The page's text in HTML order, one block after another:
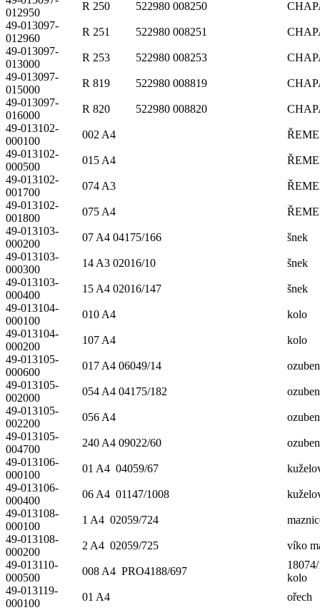
012950
R 250 522980 008250
49-013097-
012960
R 251 522980 008251
49-013097-
013000
R 253 522980 008253
49-013097-
015000
R 819 522980 008819
49-013097-
016000
R 820 522980 008820
49-013102-
000100
002 A4
49-013102-
000500
015 A4
49-013102-
001700
074 A3
49-013102-
001800
075 A4
49-013103-
000200
07 A4 04175/166
šnek
49-013103-
000300
14 A3 02016/10
šnek
49-013103-
000400
15 A4 02016/147
šnek
49-013104-
000100
010 A4
kolo
49-013104-
000200
107 A4
kolo
49-013105-
000600
017 A4 06049/14
49-013105-
002000
054 A4 04175/182
49-013105-
002200
056 A4
49-013105-
004700
240 A4 09022/60
49-013106-
000100
01 A4 04059/67
49-013106-
000400
06 A4 01147/1008
49-013108-
000100
1 A4 02059/724
49-013108-
000200
2 A4 02059/725
víko
49-013110-
000500
008 A4 PRO4188/697
kolo
49-013119-
000100
01 A4
ořech